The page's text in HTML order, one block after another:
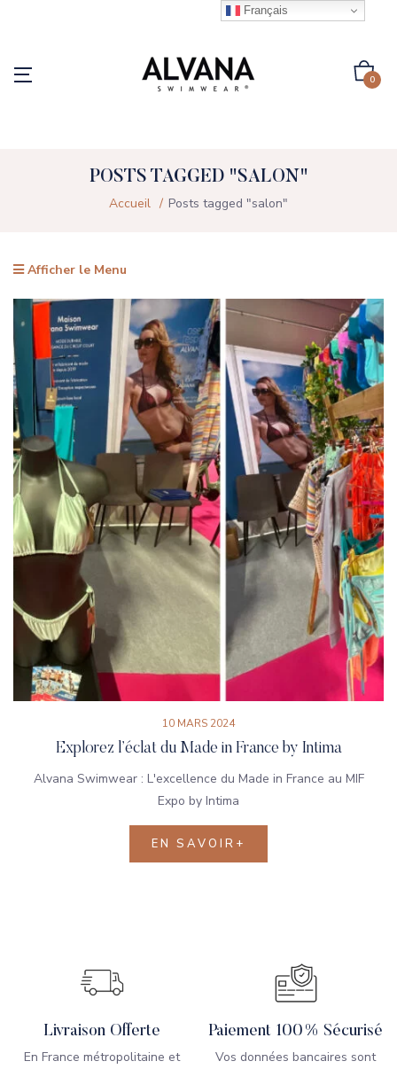
0
POSTS TAGGED "SALON"
Accueil Posts tagged "salon"
Afficher le Menu
10 MARS 2024
Explorez l’éclat du Made in France by Intima
Alvana Swimwear : L'excellence du Made in France au MIF
Expo by Intima
EN SAVOIR+
Livraison Offerte
En France métropolitaine et
Paiement 100% Sécurisé
Vos données bancaires sont
Français